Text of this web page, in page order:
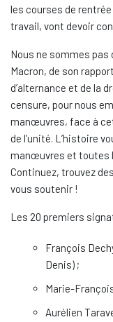
les courses de
travail, vont devoir
Nous ne sommes pas
Macron, de son
d’alternance et de la
censure, pour nous
manœuvres, face à
de l’unité. L’histoire
manœuvres et toutes
Continuez, trouvez
vous soutenir !
Les 20 premiers
François
Denis) ;
Marie-
Aurélien